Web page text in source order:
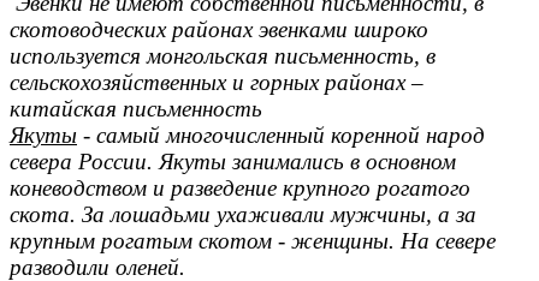
скотоводческих районах эвенками широко
используется монгольская письменность, в
сельскохозяйственных и горных районах –
китайская письменность
Якуты - самый многочисленный коренной народ
севера России. Якуты занимались в основном
коневодством и разведение крупного рогатого
скота. За лошадьми ухаживали мужчины, а за
крупным рогатым скотом - женщины. На севере
разводили оленей.